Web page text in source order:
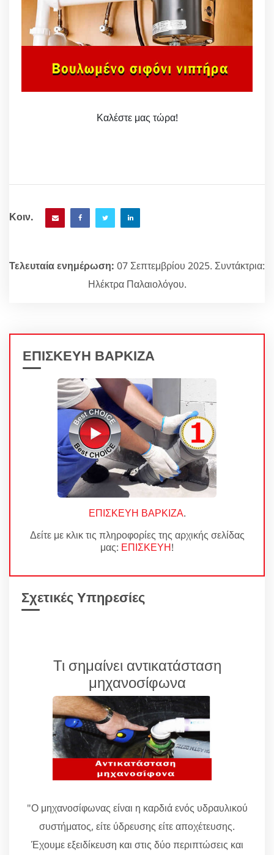
Καλέστε μας τώρα!
Κοιν.
Τελευταία ενημέρωση: 07 Σεπτεμβρίου 2025. Συντάκτρια:
Ηλέκτρα Παλαιολόγου.
ΕΠΙΣΚΕΥΗ ΒΑΡΚΙΖΑ
ΕΠΙΣΚΕΥΗ ΒΑΡΚΙΖΑ.
Δείτε με κλικ τις πληροφορίες της αρχικής σελίδας
μας: ΕΠΙΣΚΕΥΗ!
Σχετικές Υπηρεσίες
Τι σημαίνει αντικατάσταση
μηχανοσίφωνα
"Ο μηχανοσίφωνας είναι η καρδιά ενός υδραυλικού
συστήματος, είτε ύδρευσης είτε αποχέτευσης.
Έχουμε εξειδίκευση και στις δύο περιπτώσεις και